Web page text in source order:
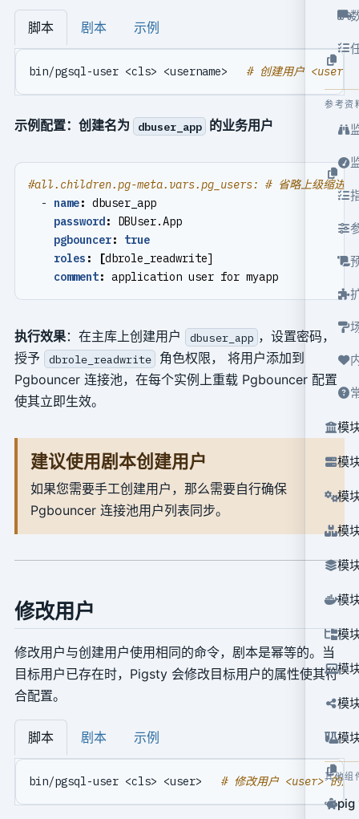
参考资
模
模
模
模
模
模
模
模
模
模
其他组
pig
脚本 剧本 示例
bin/pgsql-user <cls> <username> # 创建用户
示例配置：创建名为 dbuser_app 的业务用户
#all.children.pg-meta.vars.pg_users: # 省略上级缩进
- name: dbuser_app
password:
DBUser.App
pgbouncer:
true
roles : [dbrole_readwrite]
comment: application user for myapp
执行效果：在主库上创建用户 dbuser_app ，设置密码，
授予
dbrole_readwrite
角色权限， 将用户添加到
Pgbouncer 连接池，在每个实例上重载 Pgbouncer 配置
使其立即生效。
建议使用剧本创建用户
如果您需要手工创建用户，那么需要自行确保
Pgbouncer 连接池用户列表同步。
修改用户
修改用户与创建用户使用相同的命令，剧本是幂等的。当
目标用户已存在时，Pigsty 会修改目标用户的属性使其符
合配置。
脚本 剧本 示例
bin/pgsql-user <cls> <user> # 修改用户 <user> 的属